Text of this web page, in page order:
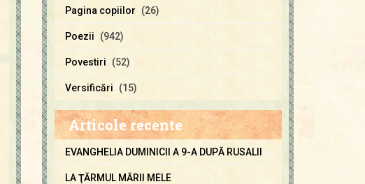
Pagina copiilor (26)
Poezii (942)
Povestiri (52)
Versificări (15)
Articole recente
EVANGHELIA DUMINICII A 9-A DUPĂ RUSALII
LA ŢĂRMUL MĂRII MELE